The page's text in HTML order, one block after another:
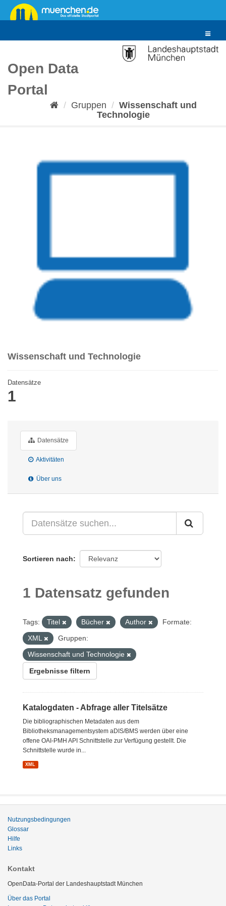
Überspringen
zum
Toggle
Open Data
Portal
Gruppen
Wissenschaft und
Technologie
Wissenschaft und Technologie
Datensätze
1
Datensätze
Aktivitäten
Über uns
Sortieren nach
1 Datensatz gefunden
Tags: Titel Bücher Author
Formate:
XML
Gruppen:
Wissenschaft und Technologie
Ergebnisse filtern
Katalogdaten - Abfrage aller Titelsätze
Die bibliographischen Metadaten aus dem
Bibliotheksmanagementsystem aDIS/BMS werden über eine
offene OAI-PMH API Schnittstelle zur Verfügung gestellt. Die
Schnittstelle wurde in...
XML
Nutzungsbedingungen
Glossar
Hilfe
Links
Kontakt
OpenData-Portal der Landeshauptstadt München
Über das Portal